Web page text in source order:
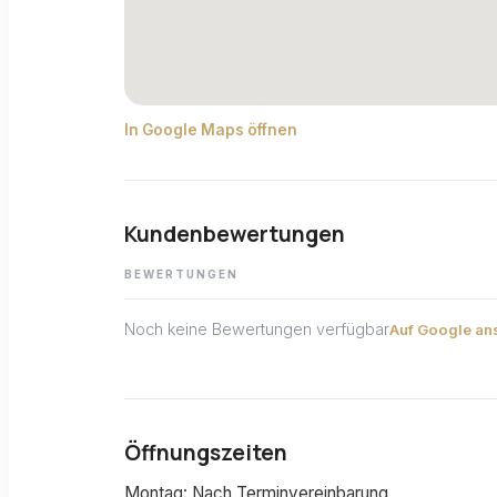
In Google Maps öffnen
Kundenbewertungen
BEWERTUNGEN
Noch keine Bewertungen verfügbarAuf Google
Öffnungszeiten